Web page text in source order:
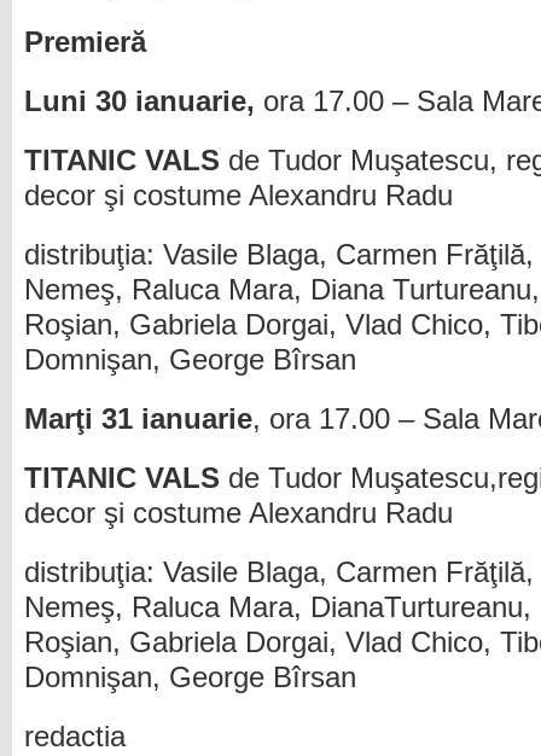
Premieră
Luni 30 ianuarie, ora 17.00 – Sala
TITANIC VALS de Tudor Muşatescu,
decor şi costume Alexandru Radu
distribuţia: Vasile Blaga, Carmen
Nemeş, Raluca Mara, Diana
Roşian, Gabriela Dorgai, Vlad Chico,
Domnişan, George Bîrsan
Marţi 31 ianuarie, ora 17.00 – Sala
TITANIC VALS de Tudor
decor şi costume Alexandru Radu
distribuţia: Vasile Blaga, Carmen
Nemeş, Raluca Mara,
Roşian, Gabriela Dorgai, Vlad Chico,
Domnişan, George Bîrsan
redactia